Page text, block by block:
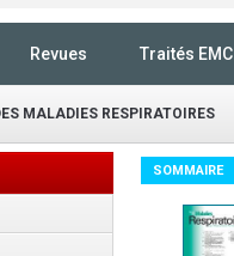
Revues Traités EMC
MALADIES RESPIRATOIRES
SOMMAIRE